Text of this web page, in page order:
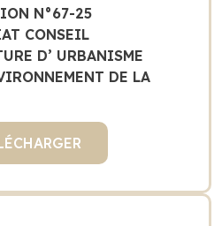
N°67-25
CONSEIL
D’ URBANISME
DE LA